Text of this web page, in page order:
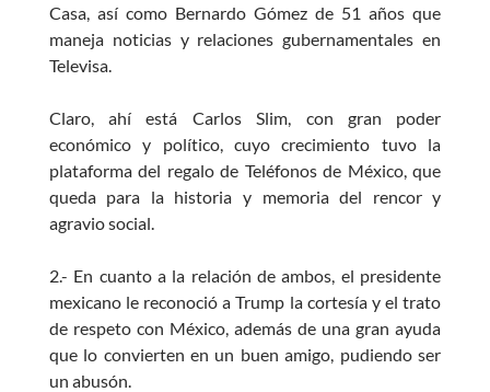
Casa, así como Bernardo Gómez de 51 años que
maneja noticias y relaciones gubernamentales en
Televisa.
Claro, ahí está Carlos Slim, con gran poder
económico y político, cuyo crecimiento tuvo la
plataforma del regalo de Teléfonos de México, que
queda para la historia y memoria del rencor y
agravio social.
2.- En cuanto a la relación de ambos, el presidente
mexicano le reconoció a Trump la cortesía y el trato
de respeto con México, además de una gran ayuda
que lo convierten en un buen amigo, pudiendo ser
un abusón.